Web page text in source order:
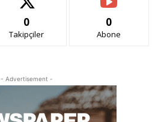
0
Takipçiler
0
Abone
- Advertisement -